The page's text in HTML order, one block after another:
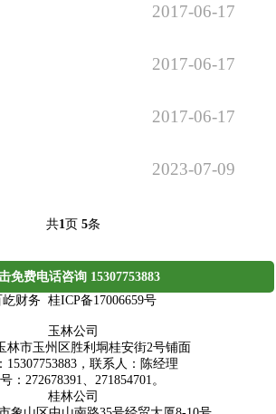
2017-06-17
2017-06-17
2017-06-17
2023-07-09
共1页 5条
免费电话咨询 15307753883
屹财务 桂ICP备17006659号
玉林公司
林市玉州区胜利垌桂安街2号铺面
15307753883，联系人：陈经理
：272678391、271854701。
桂林公司